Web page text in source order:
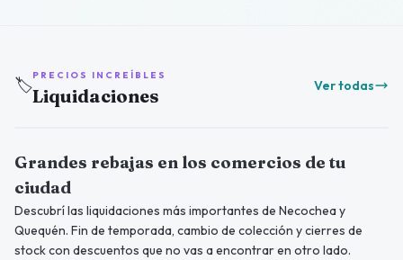
🏷️PRECIOS INCREÍBLES
Liquidaciones Ver todas
Grandes rebajas en los comercios de tu
ciudad
Descubrí las liquidaciones más importantes de Necochea y
Quequén. Fin de temporada, cambio de colección y cierres de
stock con descuentos que no vas a encontrar en otro lado.